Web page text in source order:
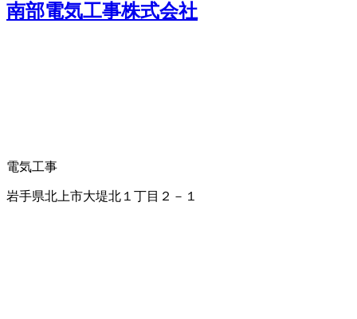
南部電気工事株式会社
電気工事
岩手県北上市大堤北１丁目２－１